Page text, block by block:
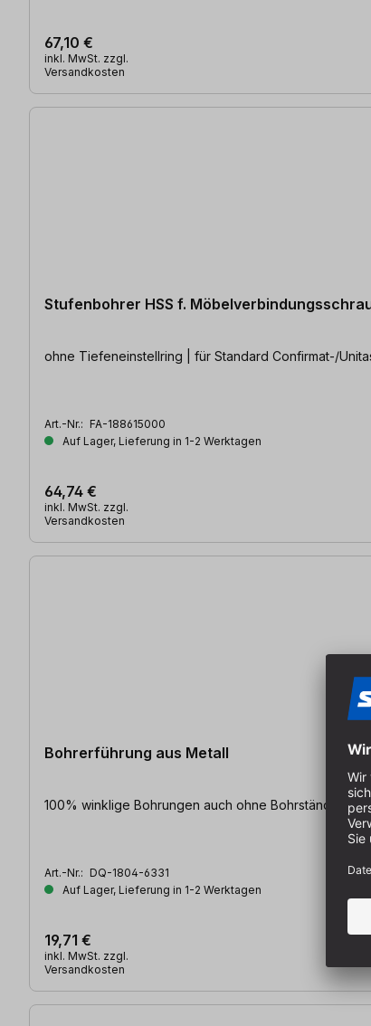
67,10 €
inkl. MwSt. zzgl.
Versandkosten
Stufenbohrer HSS f.
ohne Tiefeneinstellring | für Standard Confirmat-/
Art.-Nr.: FA-188615000
Auf Lager, Lieferung in 1-2 Werktagen
64,74 €
inkl. MwSt. zzgl.
Versandkosten
Bohrerführung aus Metall
100% winklige Bohrungen auch ohne Bohrständer |
Art.-Nr.: DQ-1804-6331
Auf Lager, Lieferung in 1-2 Werktagen
19,71 €
inkl. MwSt. zzgl.
Versandkosten